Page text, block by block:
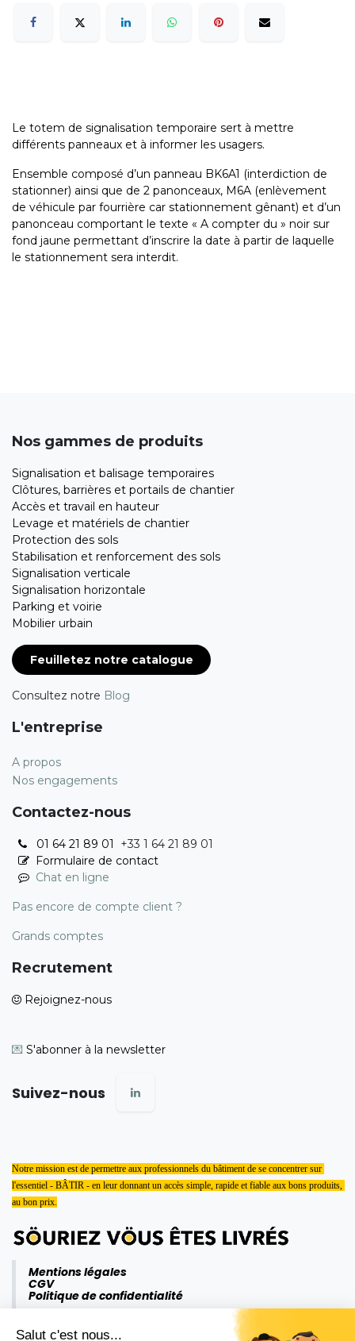
Salut c'est nous...
Le totem de signalisation temporaire sert à mettre
différents panneaux et à informer les usagers.
Ensemble composé d’un panneau BK6A1 (interdiction de
stationner) ainsi que de 2 panonceaux, M6A (enlèvement
de véhicule par fourrière car stationnement gênant) et d’un
panonceau comportant le texte « A compter du » noir sur
fond jaune permettant d’inscrire la date à partir de laquelle
le stationnement sera interdit.
Nos gammes de produits
Signalisation et balisage temporaires
Clôtures, barrières et portails de chantier
Accès et travail en hauteur
Levage et matériels de chantier
Protection des sols
Stabilisation et renforcement des sols
Signalisation verticale
Signalisation horizontale
Parking et voirie
Mobilier urbain
Feuilletez notre catalogue
Consultez notre Blog
L'entreprise
A propos
Nos engagements
Contactez-nous
01 64 21 89 01 +33 1 64 21 89 01
Formulaire de contact
Chat en ligne
Pas encore de compte client ?
Grands comptes
Recrutement
Rejoignez-nous
💌 S'abonner à la newsletter
Suivez-nous
Notre mission est de permettre aux professionnels du bâtiment de se concentrer sur
l'essentiel - BÂTIR - en leur donnant un accès simple, rapide et fiable aux bons produits,
au bon prix.
Mentions légales
CGV
Politique de confidentialité